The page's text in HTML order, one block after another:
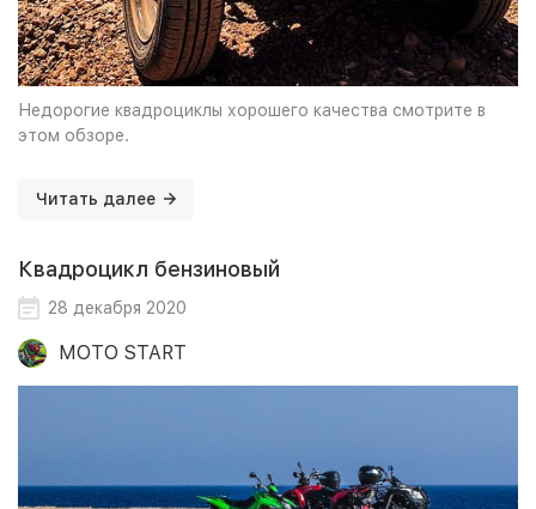
Недорогие квадроциклы хорошего качества смотрите в
этом обзоре.
Читать далее
Квадроцикл бензиновый
28 декабря 2020
MOTO START